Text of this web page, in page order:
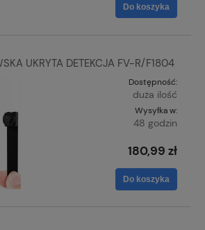
Do koszyka
UKRYTA DETEKCJA FV-R/F1804
Dostępność:
duża ilość
Wysyłka w:
48 godzin
180,99 zł
Do koszyka